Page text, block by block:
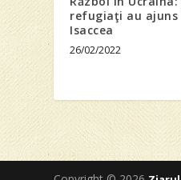
refugiaţi au ajuns
Isaccea
26/02/2022